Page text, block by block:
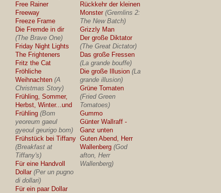
Free Rainer
Freeway
Freeze Frame
Die Fremde in dir
(The Brave One)
Friday Night Lights
The Frighteners
Fritz the Cat
Fröhliche
Weihnachten (A
Christmas Story)
Frühling, Sommer,
Herbst, Winter...und
Frühling (Bom
yeoreum gaeul
gyeoul geurigo bom)
Frühstück bei Tiffany
(Breakfast at
Tiffany's)
Für eine Handvoll
Dollar (Per un pugno
di dollari)
Für ein paar Dollar
Rückkehr der kleinen
Monster (Gremlins 2:
The New Batch)
Grizzly Man
Der große Diktator
(The Great Dictator)
Das große Fressen
(La grande bouffe)
Die große Illusion (La
grande illusion)
Grüne Tomaten
(Fried Green
Tomatoes)
Gummo
Günter Wallraff -
Ganz unten
Guten Abend, Herr
Wallenberg (God
afton, Herr
Wallenberg)